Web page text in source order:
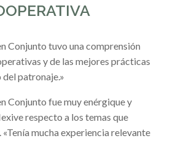
Conjunto tuvo una comprensión
y de las mejores prácticas
patronaje.»
Conjunto fue muy enérgique y
respecto a los temas que
mucha experiencia relevante